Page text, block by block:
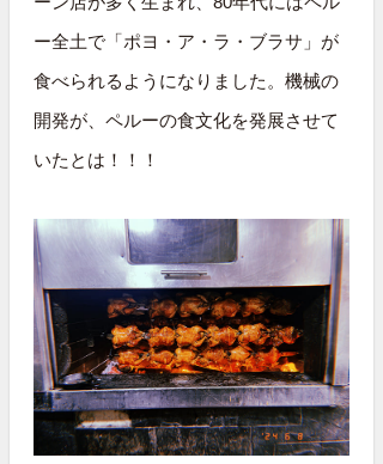
ー全土で「ポヨ・ア・ラ・ブラサ」が
食べられるようになりました。機械の
開発が、ペルーの食文化を発展させて
いたとは！！！